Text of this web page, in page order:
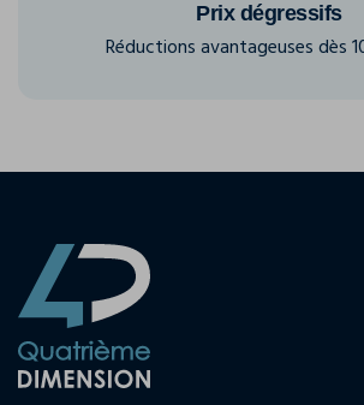
Prix dégressifs
Réductions avantageuses dès